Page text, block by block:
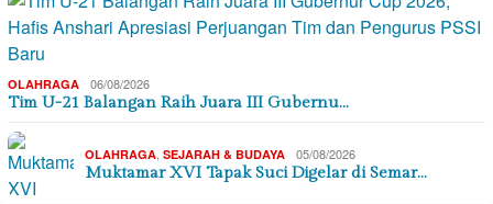
OLAHRAGA 06/08/2026
Tim U-21 Balangan Raih Juara III Gubernu…
OLAHRAGA SEJARAH & BUDAYA 05/08/2026
Muktamar XVI Tapak Suci Digelar di Semar…